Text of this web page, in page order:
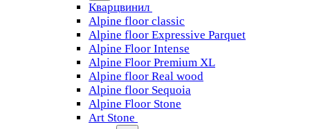
Кварцвинил
Alpine floor classic
Alpine floor Expressive Parquet
Alpine Floor Intense
Alpine Floor Premium XL
Alpine floor Real wood
Alpine floor Sequoia
Alpine Floor Stone
Art Stone